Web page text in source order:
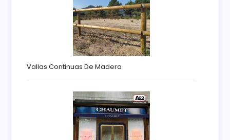
Vallas Continuas De Madera